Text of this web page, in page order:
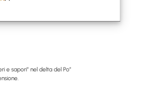
e sapori” nel delta del Po”